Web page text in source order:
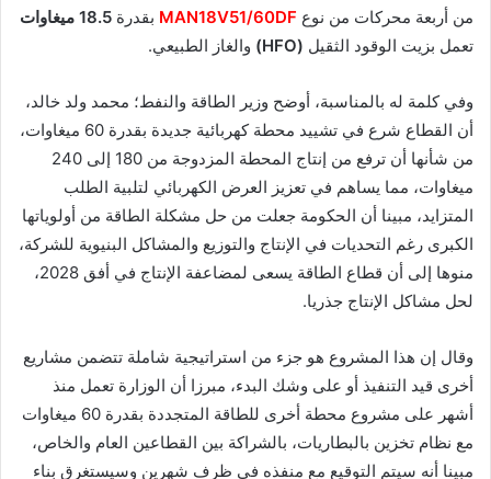
من أربعة محركات من نوع MAN18V51/60DF بقدرة 18.5 ميغاوات
تعمل بزيت الوقود الثقيل (HFO) والغاز الطبيعي.
وفي كلمة له بالمناسبة، أوضح وزير الطاقة والنفط؛ محمد ولد خالد،
أن القطاع شرع في تشييد محطة كهربائية جديدة بقدرة 60 ميغاوات،
من شأنها أن ترفع من إنتاج المحطة المزدوجة من 180 إلى 240
ميغاوات، مما يساهم في تعزيز العرض الكهربائي لتلبية الطلب
المتزايد، مبينا أن الحكومة جعلت من حل مشكلة الطاقة من أولوياتها
الكبرى رغم التحديات في الإنتاج والتوزيع والمشاكل البنيوية للشركة،
منوها إلى أن قطاع الطاقة يسعى لمضاعفة الإنتاج في أفق 2028،
لحل مشاكل الإنتاج جذريا.
وقال إن هذا المشروع هو جزء من استراتيجية شاملة تتضمن مشاريع
أخرى قيد التنفيذ أو على وشك البدء، مبرزا أن الوزارة تعمل منذ
أشهر على مشروع محطة أخرى للطاقة المتجددة بقدرة 60 ميغاوات
مع نظام تخزين بالبطاريات، بالشراكة بين القطاعين العام والخاص،
مبينا أنه سيتم التوقيع مع منفذه في ظرف شهرين وسيستغرق بناء